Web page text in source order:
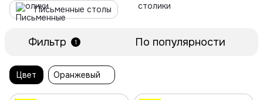
Письменные столы
Фильтр 1 По популярности
Цвет Оранжевый